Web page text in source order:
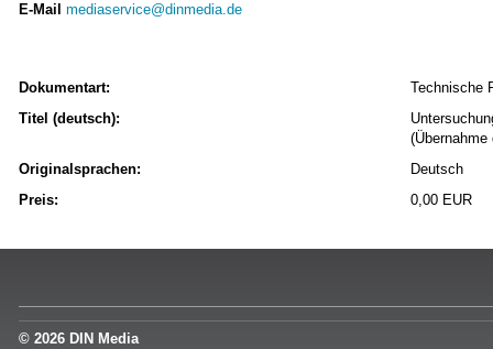
E-Mail mediaservice@dinmedia.de
Dokumentart:
Technische
Titel (deutsch):
Originalsprachen:
Deutsch
Preis:
0,00 EUR
© 2026 DIN Media